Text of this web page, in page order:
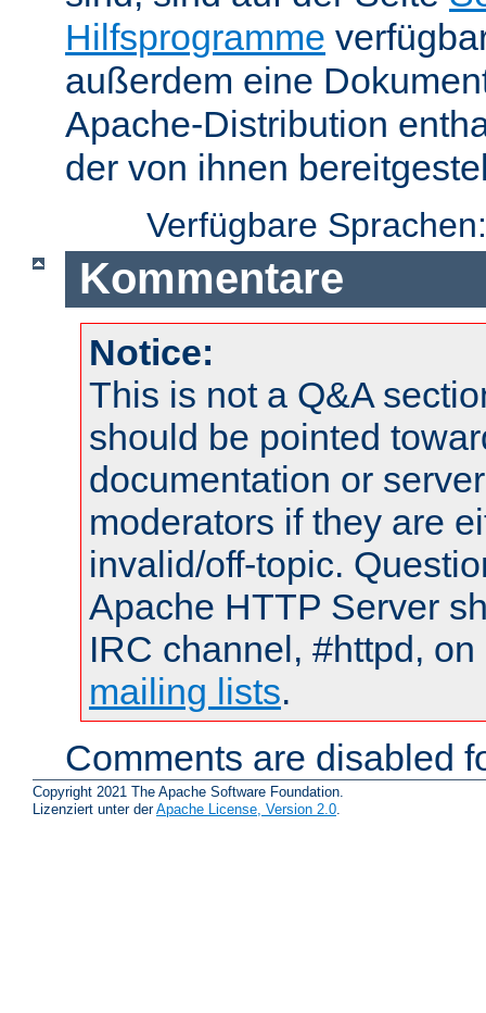
Hilfsprogramme
außerdem eine
Apache-Distribution
der von ihnen
Verfügbare
Kommentare
Notice:
This is not a Q&A
should be pointed
documentation or
moderators if they are
invalid/off-topic.
Apache HTTP Server
IRC channel, #httpd,
mailing lists.
Comments are disabled
Copyright 2021 The Apache Software Foundation.
Lizenziert unter derApache License, Version 2.0